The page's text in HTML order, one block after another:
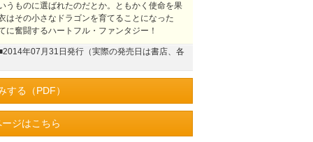
ものに選ばれたのだとか。ともかく使命を果
はその小さなドラゴンを育てることになった
奮闘するハートフル・ファンタジー！
年07月31日発行（実際の発売日は書店、各
する（PDF）
ジはこちら